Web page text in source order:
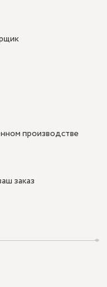
производстве
заказ